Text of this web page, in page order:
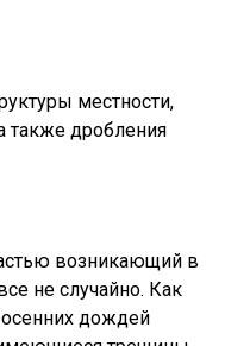
местности,
также дробления
возникающий в
не случайно. Как
дождей